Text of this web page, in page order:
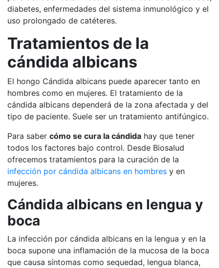
diabetes, enfermedades del sistema inmunológico y el
uso prolongado de catéteres.
Tratamientos de la
cándida albicans
El hongo Cándida albicans puede aparecer tanto en
hombres como en mujeres. El tratamiento de la
cándida albicans dependerá de la zona afectada y del
tipo de paciente. Suele ser un tratamiento antifúngico.
Para saber cómo se cura la cándida hay que tener
todos los factores bajo control. Desde Biosalud
ofrecemos tratamientos para la curación de la
infección por cándida albicans en hombres y en
mujeres.
Cándida albicans en lengua y
boca
La infección por cándida albicans en la lengua y en la
boca supone una inflamación de la mucosa de la boca
que causa síntomas como sequedad, lengua blanca,